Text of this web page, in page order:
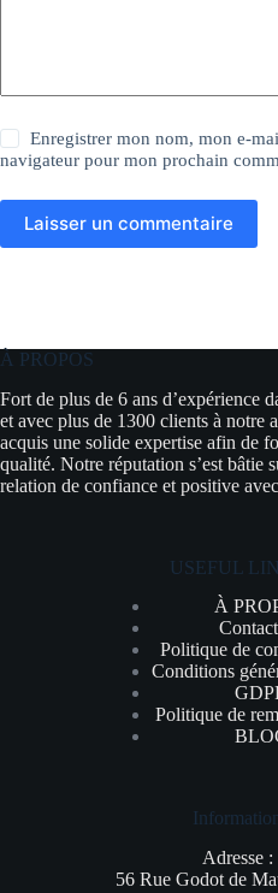
Enregistrer mon nom, mon e-
navigateur pour mon prochain
Laisser un commentaire
À PROPOS
Fort de plus de 6 ans d’expérience
et avec plus de 1300 clients à
acquis une solide expertise afin de
qualité. Notre réputation s’est bâtie
relation de confiance et positive
USEFUL
À
Politique de
Conditions
Politique de
Adresse :
56 Rue Godot de